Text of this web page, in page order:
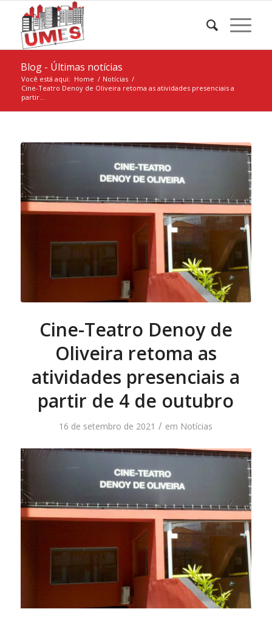
Blog - Últimas notícias
Você está aqui: Home / Notícias /
Cine-Teatro Denoy de Oliveira retoma as atividades presenciais a
partir...
Cine-Teatro Denoy de
Oliveira retoma as
atividades presenciais a
partir de 4 de outubro
16 de setembro de 2021 / em Notícias